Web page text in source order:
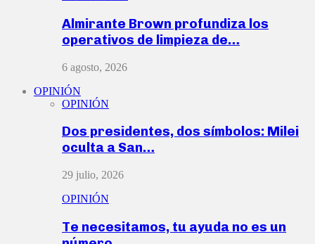
Almirante Brown profundiza los
operativos de limpieza de…
6 agosto, 2026
OPINIÓN
OPINIÓN
Dos presidentes, dos símbolos: Milei
oculta a San…
29 julio, 2026
OPINIÓN
Te necesitamos, tu ayuda no es un